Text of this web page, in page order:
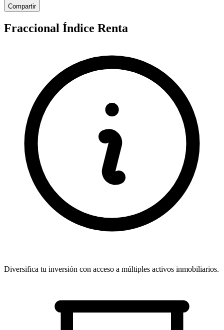
Compartir
Fraccional Índice Renta
Diversifica tu inversión con acceso a múltiples activos inmobiliarios.